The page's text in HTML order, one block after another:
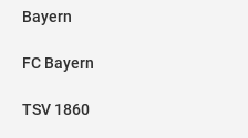
Bayern
FC Bayern
TSV 1860